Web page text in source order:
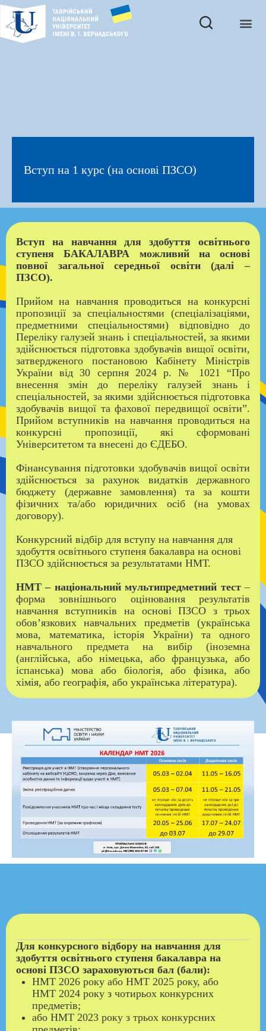
Вступ на 1 курс (на основі ПЗСО)
Вступ на навчання для здобуття освітнього
ступеня БАКАЛАВРА можливий на основі
повної загальної середньої освіти (далі –
ПЗСО).
.
Прийом на навчання проводиться на конкурсні
пропозиції за спеціальностями (спеціалізаціями,
предметними спеціальностями) відповідно до
Переліку галузей знань і спеціальностей, за якими
здійснюється підготовка здобувачів вищої освіти,
затвердженого постановою Кабінету Міністрів
України від 30 серпня 2024 р. № 1021 “Про
внесення змін до переліку галузей знань і
спеціальностей, за якими здійснюється підготовка
здобувачів вищої та фахової передвищої освіти”.
Прийом вступників на навчання проводиться на
конкурсні пропозиції, які сформовані
Університетом та внесені до ЄДЕБО.
.
Фінансування підготовки здобувачів вищої освіти
здійснюється за рахунок видатків державного
бюджету (державне замовлення) та за кошти
фізичних та/або юридичних осіб (на умовах
договору).
.
Конкурсний відбір для вступу на навчання для
здобуття освітнього ступеня бакалавра на основі
ПЗСО здійснюється за результатами НМТ.
.
НМТ – національний мультипредметний тест –
форма зовнішнього оцінювання результатів
навчання вступників на основі ПЗСО з трьох
обов’язкових навчальних предметів (українська
мова, математика, історія України) та одного
навчального предмета на вибір (іноземна
(англійська, або німецька, або французька, або
іспанська) мова або біологія, або фізика, або
хімія, або географія, або українська література).
Для конкурсного відбору на навчання для
здобуття освітнього ступеня бакалавра на
основі ПЗСО зараховуються бал (бали):
НМТ 2026 року або НМТ 2025 року, або
НМТ 2024 року з чотирьох конкурсних
предметів;
або НМТ 2023 року з трьох конкурсних